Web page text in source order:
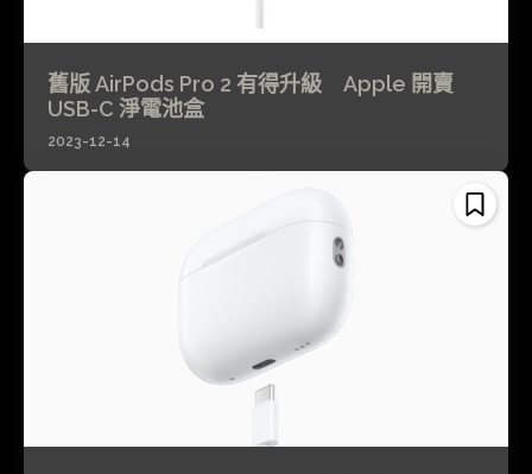
舊版 AirPods Pro 2 有得升級 Apple 開賣
USB-C 淨電池盒
2023-12-14